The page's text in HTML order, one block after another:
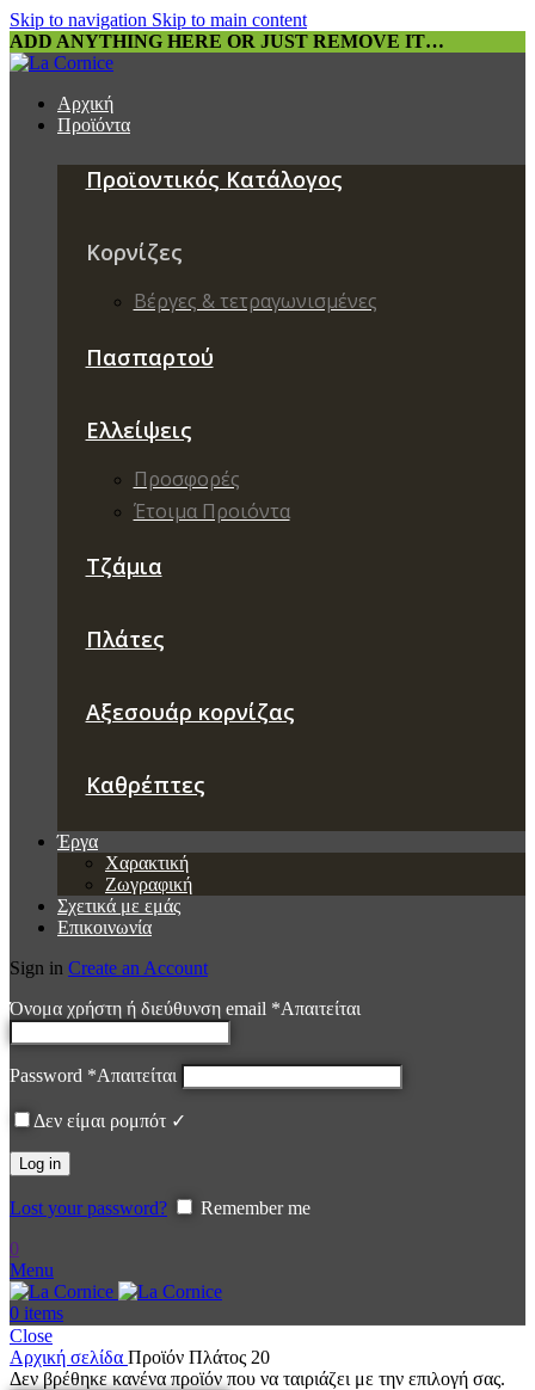
Skip to navigation Skip to main content
ADD ANYTHING HERE OR JUST REMOVE IT…
Αρχική
Προϊόντα
Προϊοντικός Κατάλογος
Κορνίζες
Βέργες & τετραγωνισμένες
Πασπαρτού
Ελλείψεις
Προσφορές
Έτοιμα Προιόντα
Τζάμια
Πλάτες
Αξεσουάρ κορνίζας
Καθρέπτες
Έργα
Χαρακτική
Ζωγραφική
Σχετικά με εμάς
Επικοινωνία
Sign in Create an Account
Όνομα χρήστη ή διεύθυνση email *Απαιτείται
Password *Απαιτείται
Δεν είμαι ρομπότ ✓
Log in
Lost your password?
Remember me
0
Menu
0 items
Close
Αρχική σελίδα Προϊόν Πλάτος 20
Δεν βρέθηκε κανένα προϊόν που να ταιριάζει με την επιλογή σας.